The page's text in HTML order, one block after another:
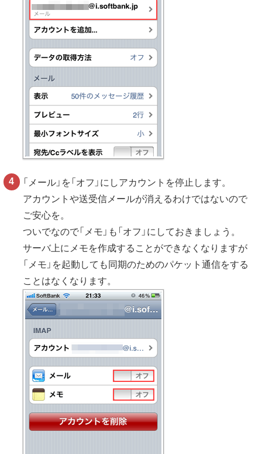
「メール」を「オフ」にしアカウントを停止します。
アカウントや送受信メールが消えるわけではないので
ご安心を。
ついでなので「メモ」も「オフ」にしておきましょう。
サーバ上にメモを作成することができなくなりますが
「メモ」を起動しても同期のためのパケット通信をする
ことはなくなります。